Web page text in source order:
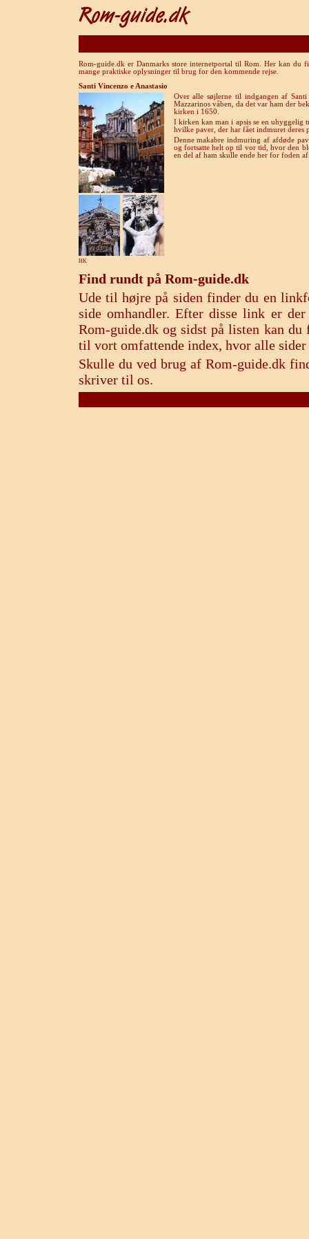
Rom-guide.dk er Danmarks store internetportal til Rom. Her kan du
mange praktiske oplysninger til brug for den kommende rejse.
Santi Vincenzo e Anastasio
Over alle søjlerne til indgangen af Santi
Mazzarinos våben, da det var ham der
kirken i 1650.
I kirken kan man i apsis se en uhyggelig
hvilke paver, der har fået indmuret
Denne makabre indmuring af afdøde
og fortsatte helt op til vor tid, hvor den
en del af ham skulle ende her for foden
HK
Find rundt på Rom-guide.dk
Ude til højre på siden finder du en
side omhandler. Efter disse link er
Rom-guide.dk og sidst på listen kan
til vort omfattende index, hvor alle
Skulle du ved brug af Rom-guide.dk
skriver til os.